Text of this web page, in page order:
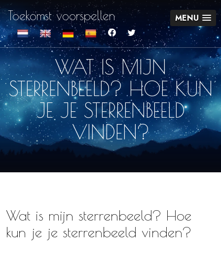
Toekomst voorspellen MENU
WAT IS MIJN
STERRENBEELD? HOE KUN
JE JE STERRENBEELD
VINDEN?
Wat is mijn sterrenbeeld? Hoe
kun je je sterrenbeeld vinden?